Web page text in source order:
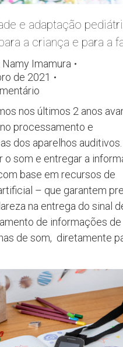
e adaptação
a criança e para a
Namy Imamura
de 2021
nos últimos 2 anos
processamento e
dos aparelhos
o som e entregar a
base em recursos de
– que garantem
na entrega do sinal
de informações de
de som, diretamente